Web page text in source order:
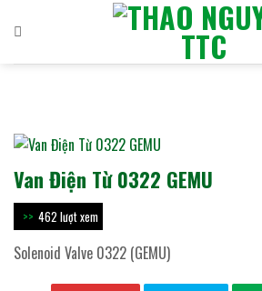
qua
Van Điện Từ 0322 GEMU
462 lượt xem
Solenoid Valve 0322 (GEMU)